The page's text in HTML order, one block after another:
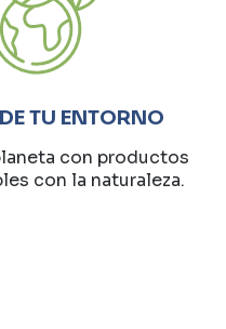
TU ENTORNO
con productos
con la naturaleza.